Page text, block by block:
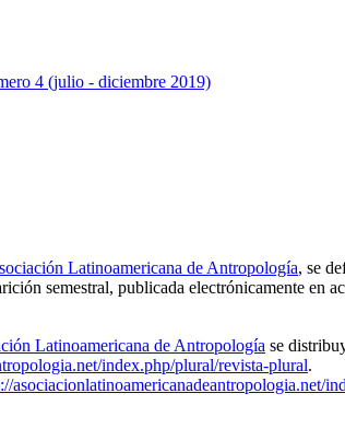
4 (julio - diciembre 2019)
Latinoamericana de Antropología, se
semestral, publicada electrónicamente
Latinoamericana de Antropología se
index.php/plural/revista-plural.
asociacionlatinoamericanadeantropologia.net/